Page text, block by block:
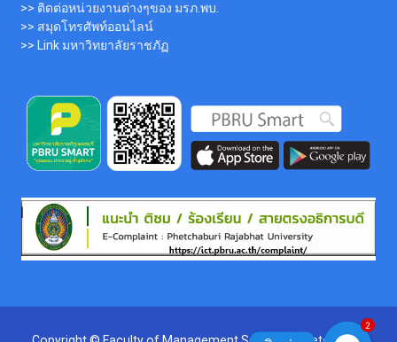
>> ติดต่อหน่วยงานต่างๆของ มรภ.พบ.
>> สมุดโทรศัพท์ออนไลน์
>> Link มหาวิทยาลัยราชภัฏ
2